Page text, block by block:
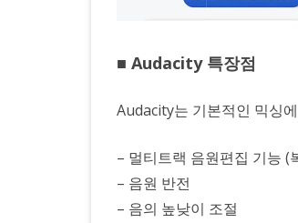
■ Audacity 특장점
Audacity는 기본적인 믹싱
– 멀티트랙 음원편집 기능
– 음원 반전
– 음의 높낮이 조절